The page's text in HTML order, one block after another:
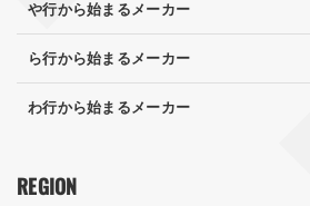
や行から始まるメーカー
ら行から始まるメーカー
わ行から始まるメーカー
REGION